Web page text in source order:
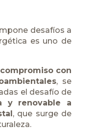
desafíos a
es uno de
compromiso con
, se
el desafío de
y renovable a
, que surge de